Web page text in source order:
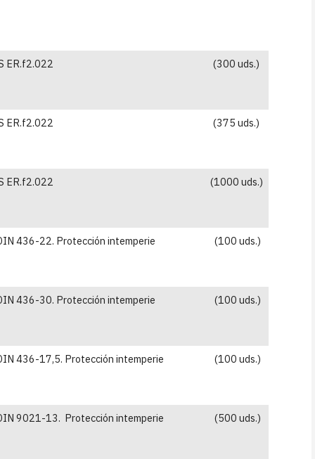
ER.f2.022 (300 uds.)
ER.f2.022 (375 uds.)
ER.f2.022 (1000 uds.)
436-22. Protección intemperie (100 uds.)
436-30. Protección intemperie (100 uds.)
436-17,5. Protección intemperie (100 uds.)
9021-13. Protección intemperie (500 uds.)